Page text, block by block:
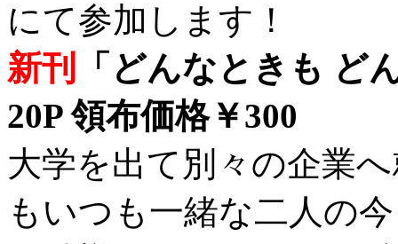
にて参加します！
新刊
「どんなときも ど
20P 領布価格￥300
大学を出て別々の企業
もいつも一緒な二人の